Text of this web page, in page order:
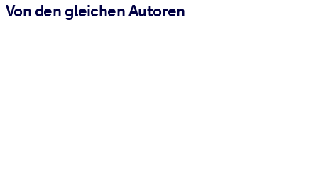
Von den gleichen Autoren